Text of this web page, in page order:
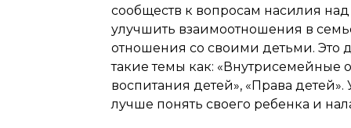
сообществ к вопросам насилия
улучшить взаимоотношения в
отношения со своими детьми. Это
такие темы как: «Внутрисемейные
воспитания детей», «Права
лучше понять своего ребенка и